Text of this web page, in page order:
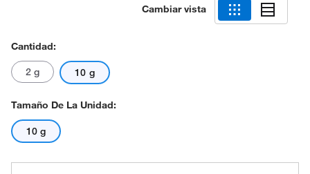
Cambiar vista
Cantidad:
2 g 10 g
Tamaño De La Unidad:
10 g